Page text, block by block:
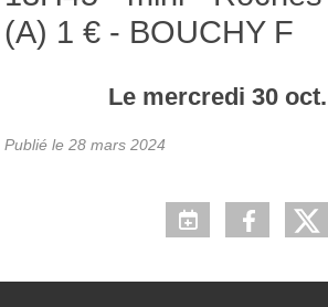
(A) 1 € - BOUCHY F
Le mercredi 30 oct.
Publié le 28 mars 2024